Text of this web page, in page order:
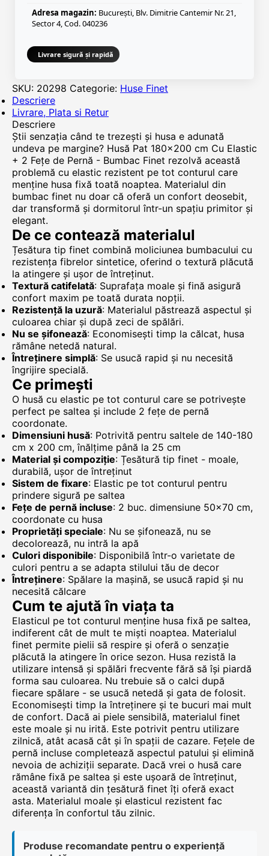
Adresa magazin: București, Blv. Dimitrie Cantemir Nr. 21,
Sector 4, Cod. 040236
Livrare sigură și rapidă
SKU: 20298 Categorie: Huse Finet
Descriere
Livrare, Plata si Retur
Descriere
Știi senzația când te trezești și husa e adunată
undeva pe margine? Husă Pat 180x200 cm Cu Elastic
+ 2 Fețe de Pernă - Bumbac Finet rezolvă această
problemă cu elastic rezistent pe tot conturul care
menține husa fixă toată noaptea. Materialul din
bumbac finet nu doar că oferă un confort deosebit,
dar transformă și dormitorul într-un spațiu primitor și
elegant.
De ce contează materialul
Țesătura tip finet combină moliciunea bumbacului cu
rezistența fibrelor sintetice, oferind o textură plăcută
la atingere și ușor de întreținut.
Textură catifelată: Suprafața moale și fină asigură
confort maxim pe toată durata nopții.
Rezistență la uzură: Materialul păstrează aspectul și
culoarea chiar și după zeci de spălări.
Nu se șifonează: Economisești timp la călcat, husa
rămâne netedă natural.
Întreținere simplă: Se usucă rapid și nu necesită
îngrijire specială.
Ce primești
O husă cu elastic pe tot conturul care se potrivește
perfect pe saltea și include 2 fețe de pernă
coordonate.
Dimensiuni husă: Potrivită pentru saltele de 140-180
cm x 200 cm, înălțime până la 25 cm
Material și compoziție: Țesătură tip finet - moale,
durabilă, ușor de întreținut
Sistem de fixare: Elastic pe tot conturul pentru
prindere sigură pe saltea
Fețe de pernă incluse: 2 buc. dimensiune 50x70 cm,
coordonate cu husa
Proprietăți speciale: Nu se șifonează, nu se
decolorează, nu intră la apă
Culori disponibile: Disponibilă într-o varietate de
culori pentru a se adapta stilului tău de decor
Întreținere: Spălare la mașină, se usucă rapid și nu
necesită călcare
Cum te ajută în viața ta
Elasticul pe tot conturul menține husa fixă pe saltea,
indiferent cât de mult te miști noaptea. Materialul
finet permite pielii să respire și oferă o senzație
plăcută la atingere în orice sezon. Husa rezistă la
utilizare intensă și spălări frecvente fără să își piardă
forma sau culoarea. Nu trebuie să o calci după
fiecare spălare - se usucă netedă și gata de folosit.
Economisești timp la întreținere și te bucuri mai mult
de confort. Dacă ai piele sensibilă, materialul finet
este moale și nu irită. Este potrivit pentru utilizare
zilnică, atât acasă cât și în spații de cazare. Fețele de
pernă incluse completează aspectul patului și elimină
nevoia de achiziții separate. Dacă vrei o husă care
rămâne fixă pe saltea și este ușoară de întreținut,
această variantă din țesătură finet îți oferă exact
asta. Materialul moale și elasticul rezistent fac
diferența în confortul tău zilnic.
Produse recomandate pentru o experiență